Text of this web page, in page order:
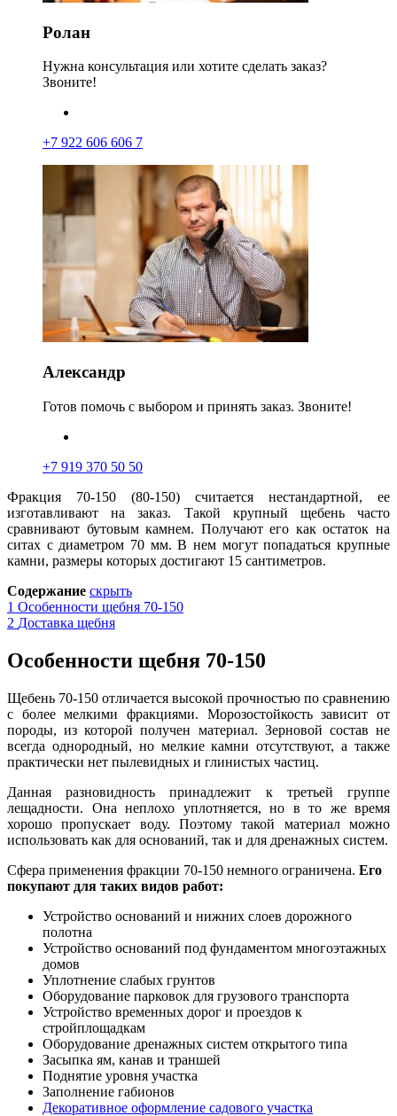
Ролан
Нужна консультация или хотите сделать заказ?
Звоните!
+7 922 606 606 7
Александр
Готов помочь с выбором и принять заказ. Звоните!
+7 919 370 50 50
Фракция 70-150 (80-150) считается нестандартной, ее
изготавливают на заказ. Такой крупный щебень часто
сравнивают бутовым камнем. Получают его как остаток на
ситах с диаметром 70 мм. В нем могут попадаться крупные
камни, размеры которых достигают 15 сантиметров.
Содержание скрыть
1 Особенности щебня 70-150
2 Доставка щебня
Особенности щебня 70-150
Щебень 70-150 отличается высокой прочностью по сравнению
с более мелкими фракциями. Морозостойкость зависит от
породы, из которой получен материал. Зерновой состав не
всегда однородный, но мелкие камни отсутствуют, а также
практически нет пылевидных и глинистых частиц.
Данная разновидность принадлежит к третьей группе
лещадности. Она неплохо уплотняется, но в то же время
хорошо пропускает воду. Поэтому такой материал можно
использовать как для оснований, так и для дренажных систем.
Сфера применения фракции 70-150 немного ограничена. Его
покупают для таких видов работ:
Устройство оснований и нижних слоев дорожного
полотна
Устройство оснований под фундаментом многоэтажных
домов
Уплотнение слабых грунтов
Оборудование парковок для грузового транспорта
Устройство временных дорог и проездов к
стройплощадкам
Оборудование дренажных систем открытого типа
Засыпка ям, канав и траншей
Поднятие уровня участка
Заполнение габионов
Декоративное оформление садового участка